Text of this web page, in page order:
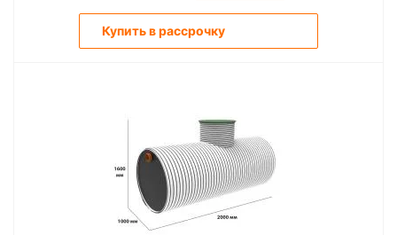
Купить в рассрочку